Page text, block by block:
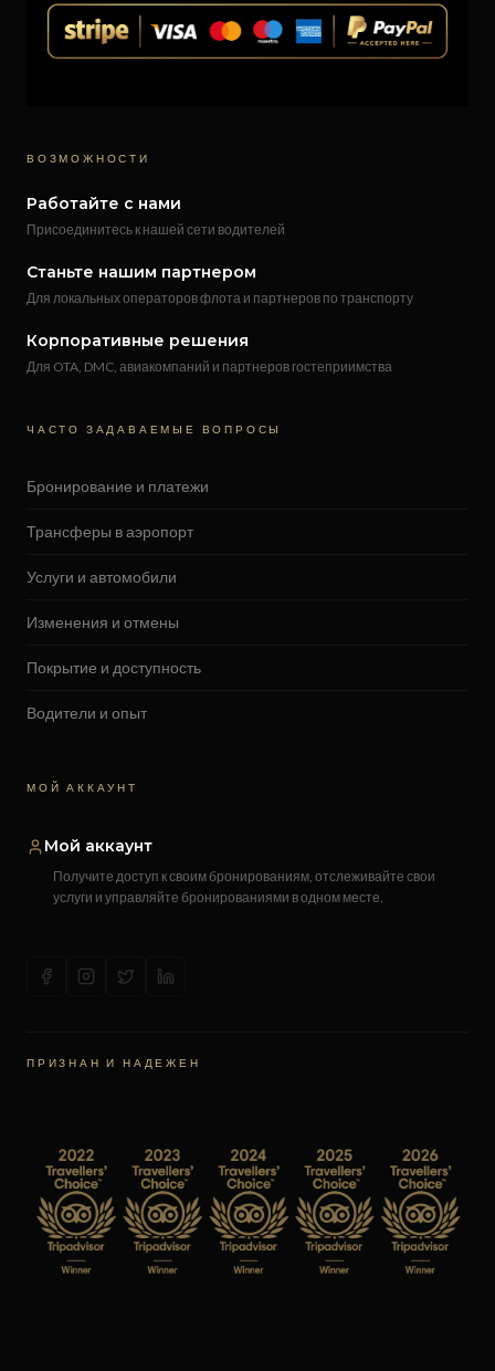
ВОЗМОЖНОСТИ
Работайте с нами
Присоединитесь к нашей сети водителей
Станьте нашим партнером
Для локальных операторов флота и партнеров по транспорту
Корпоративные решения
Для OTA, DMC, авиакомпаний и партнеров гостеприимства
ЧАСТО ЗАДАВАЕМЫЕ ВОПРОСЫ
Бронирование и платежи
Трансферы в аэропорт
Услуги и автомобили
Изменения и отмены
Покрытие и доступность
Водители и опыт
МОЙ АККАУНТ
Мой аккаунт
Получите доступ к своим бронированиям, отслеживайте свои
услуги и управляйте бронированиями в одном месте.
ПРИЗНАН И НАДЕЖЕН